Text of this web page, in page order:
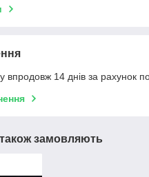
впродовж 14 днів за рахунок
замовляють